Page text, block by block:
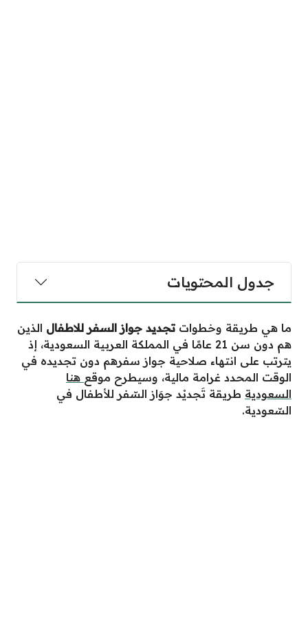
جدول المحتويات
ما هي طريقة وخطواتتجديد جواز السفر للاطفال الذين
هم دون سن 21 عامًا في المملكة العربية السعودية، إذ
يترتب على انتهاء صلاحية جواز سفرهم دون تجديده في
الوقت المحدد غرامة مالية، وسيطرح موقع هنا
السعودية طريقة تَجديْد جوَاز السّفر للأطفال في
السّعودية.